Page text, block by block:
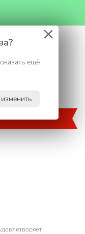
ещё
Корзина
НА ДАЧЕ